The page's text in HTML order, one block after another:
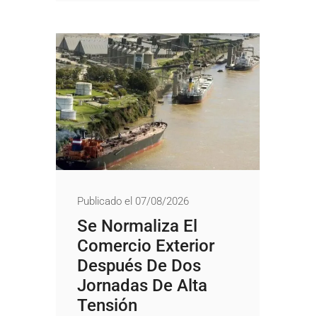
Publicado el 07/08/2026
Se Normaliza El
Comercio Exterior
Después De Dos
Jornadas De Alta
Tensión